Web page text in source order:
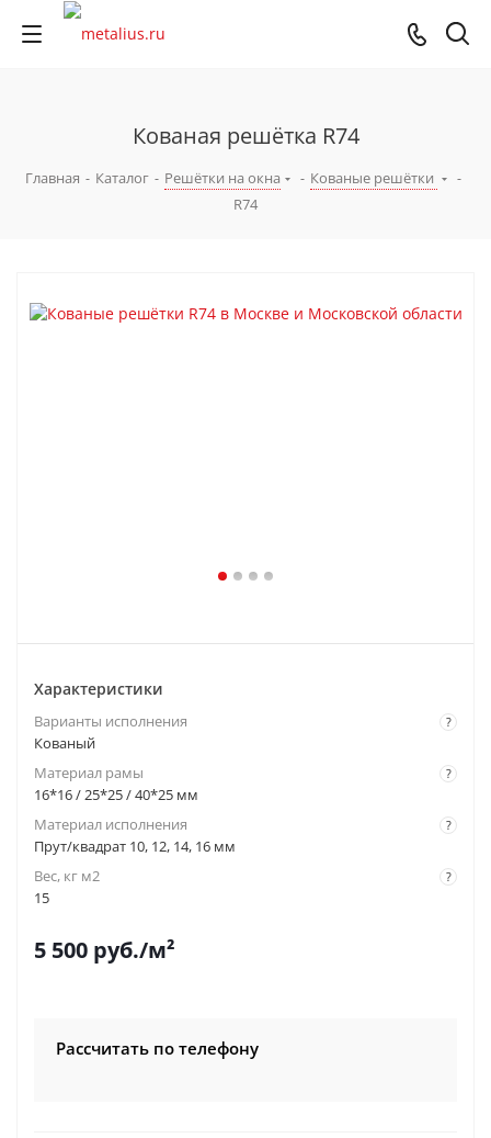
Кованая решётка R74
Главная - Каталог - Решётки на окна - Кованые решётки
-
R74
Характеристики
?
Варианты исполнения
Кованый
?
Материал рамы
16*16 / 25*25 / 40*25 мм
?
Материал исполнения
Прут/квадрат 10, 12, 14, 16 мм
?
Вес, кг м2
15
5 500 руб./м²
Рассчитать по телефону